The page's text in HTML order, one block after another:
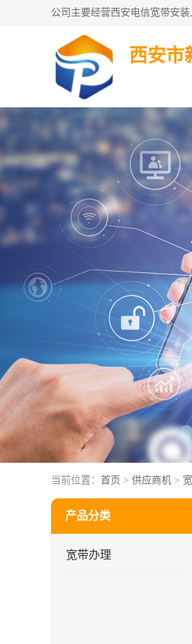
西安市
当前位置： 首页 > 供应商机 >
产品分类
宽带办理